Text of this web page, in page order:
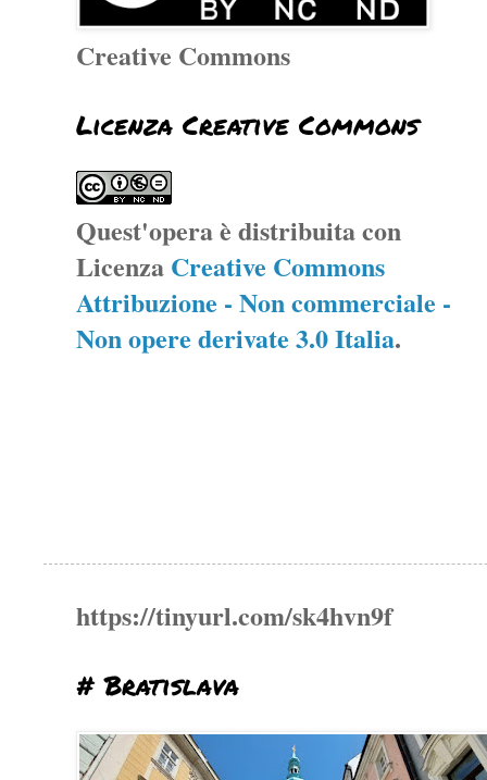
Creative Commons
Licenza Creative Commons
Quest'opera è distribuita con
Licenza Creative Commons
Attribuzione - Non commerciale -
Non opere derivate 3.0 Italia.
https://tinyurl.com/sk4hvn9f
# Bratislava